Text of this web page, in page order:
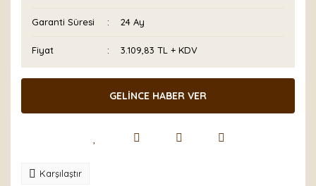
Garanti Süresi 24 Ay
Fiyat 3.109,83 TL + KDV
GELİNCE HABER VER
Karşılaştır